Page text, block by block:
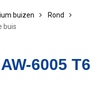
buizen
Rond
buis
6005 T6